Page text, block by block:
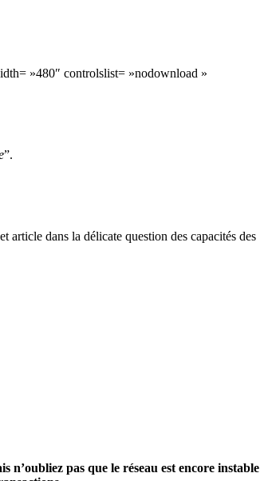
»480″ controlslist= »nodownload »
”.
article dans la délicate question des capacités des
pas que le réseau est encore instable